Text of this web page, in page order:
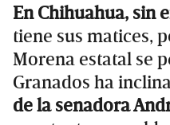
En Chihuahua, sin
tiene sus matices,
Morena estatal se
Granados ha
de la senadora